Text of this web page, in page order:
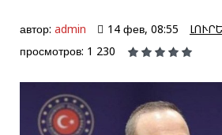
автор: admin 14 фев, 08:55
просмотров: 1 230